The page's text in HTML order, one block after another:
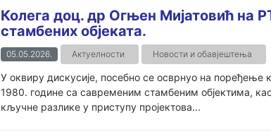
Колега доц. др Огњен Мијатовић на
стамбених објеката.
05.05.2026. Актуелности Новости и обавјештења
У оквиру дискусије, посебно се осврнуо на поређење
1980. године са савременим стамбеним објектима,
кључне разлике у приступу пројектова...